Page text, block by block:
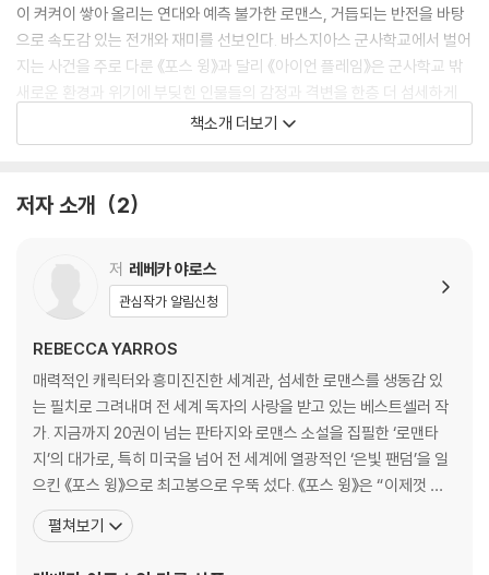
이 켜켜이 쌓아 올리는 연대와 예측 불가한 로맨스, 거듭되는 반전을 바탕
으로 속도감 있는 전개와 재미를 선보인다. 바스지아스 군사학교에서 벌어
지는 사건을 주로 다룬 《포스 윙》과 달리 《아이언 플레임》은 군사학교 밖
새로운 환경과 위기에 부딪힌 인물들의 감정과 격변을 한층 더 섬세하게
그려내며 독자들을 더욱더 매료시킨다.
빛 머리칼’의 바이올렛. 그런 그녀를 사랑하게 된 강력하고도 매혹적인 반
라이더들은 과연 그 난관을 슬기롭게 헤쳐 나갈 수 있을까? 여기에 사춘기
를 맞은 ‘금빛 드래곤’ 앤다나의 격변까지, 《포스 윙》 이후 애타게 기다렸던
책소개 더보기
저자 소개 2
저 레베카 야로스
관심작가 알림신청
REBECCA YARROS
매력적인 캐릭터와 흥미진진한 세계관, 섬세한 로맨스를 생동감 있
는 필치로 그려내며 전 세계 독자의 사랑을 받고 있는 베스트셀러 작
가. 지금까지 20권이 넘는 판타지와 로맨스 소설을 집필한 ‘로맨타
지’의 대가로, 특히 미국을 넘어 전 세계에 열광적인 ‘은빛 팬덤’을 일
으킨 《포스 윙》으로 최고봉으로 우뚝 섰다. 《포스 윙》은 “이제껏 본
적 없는 새로운 판타지”라는 극찬을 받으며 출간 즉시 미국, 영국, 독
일, 호주에서 1위를 차지했다. 〈뉴욕타임스〉 55주 연속 1위, 아마존 5
펼쳐보기